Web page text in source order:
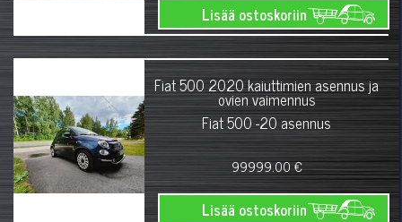
Lisää ostoskoriin
Fiat 500 2020 kaiuttimien asennus ja
ovien vaimennus
Fiat 500 -20 asennus
99999.00 €
Lisää ostoskoriin